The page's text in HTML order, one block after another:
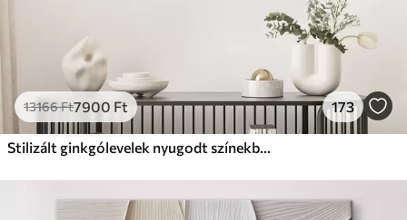
Eco-Prémium
Tól12405Ft
✓Élénk, gazdag színek
✓Fakulásálló
Környezetbarát anyag
13166Ft7900 Ft 173
Stilizált ginkgólevelek nyugodt színekben